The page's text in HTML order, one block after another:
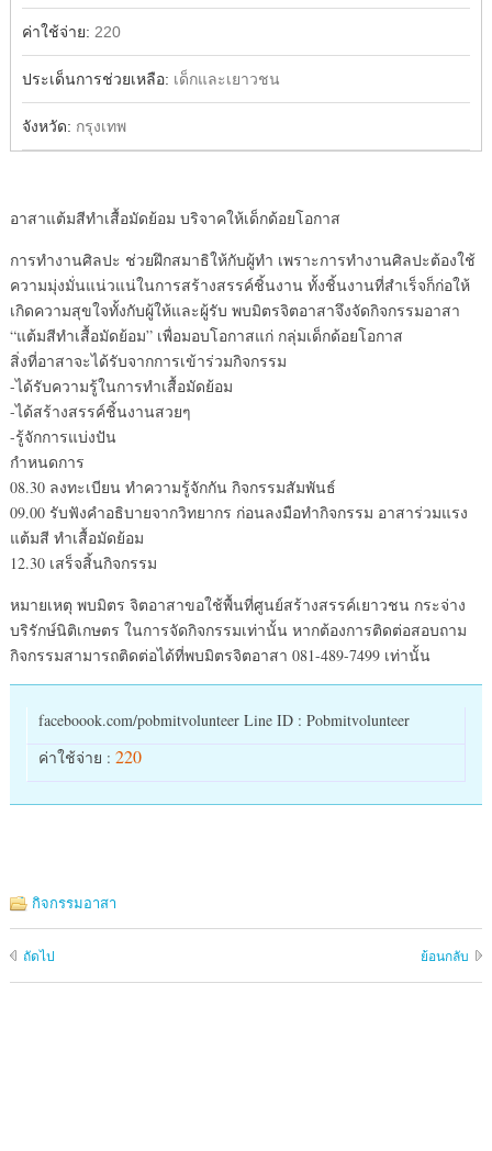
ค่าใช้จ่าย: 220
ประเด็นการช่วยเหลือ: เด็กและเยาวชน
จังหวัด: กรุงเทพ
อาสาแต้มสีทำเสื้อมัดย้อม บริจาคให้เด็กด้อยโอกาส
การทำงานศิลปะ ช่วยฝึกสมาธิให้กับผู้ทำ เพราะการทำงานศิลปะต้องใช้
ความมุ่งมั่นแน่วแน่ในการสร้างสรรค์ชิ้นงาน ทั้งชิ้นงานที่สำเร็จก็ก่อให้
เกิดความสุขใจทั้งกับผู้ให้และผู้รับ พบมิตรจิตอาสาจึงจัดกิจกรรมอาสา
“แต้มสีทำเสื้อมัดย้อม” เพื่อมอบโอกาสแก่ กลุ่มเด็กด้อยโอกาส
สิ่งที่อาสาจะได้รับจากการเข้าร่วมกิจกรรม
-ได้รับความรู้ในการทำเสื้อมัดย้อม
-ได้สร้างสรรค์ชิ้นงานสวยๆ
-รู้จักการแบ่งปัน
กำหนดการ
08.30 ลงทะเบียน ทำความรู้จักกัน กิจกรรมสัมพันธ์
09.00 รับฟังคำอธิบายจากวิทยากร ก่อนลงมือทำกิจกรรม อาสาร่วมแรง
แต้มสี ทำเสื้อมัดย้อม
12.30 เสร็จสิ้นกิจกรรม
หมายเหตุ พบมิตร จิตอาสาขอใช้พื้นที่ศูนย์สร้างสรรค์เยาวชน กระจ่าง
บริรักษ์นิติเกษตร ในการจัดกิจกรรมเท่านั้น หากต้องการติดต่อสอบถาม
กิจกรรมสามารถติดต่อได้ที่พบมิตรจิตอาสา 081-489-7499 เท่านั้น
faceboook.com/pobmitvolunteer Line ID : Pobmitvolunteer
ค่าใช้จ่าย : 220
กิจกรรมอาสา
ถัดไป ย้อนกลับ